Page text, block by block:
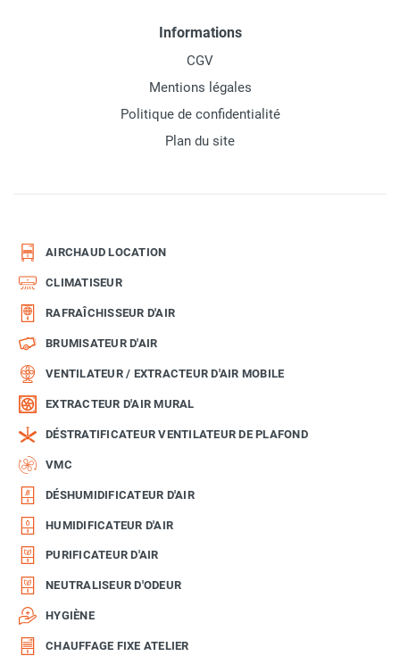
Informations
CGV
Mentions légales
Politique de confidentialité
Plan du site
AIRCHAUD LOCATION
CLIMATISEUR
RAFRAÎCHISSEUR D'AIR
BRUMISATEUR D'AIR
VENTILATEUR / EXTRACTEUR D'AIR MOBILE
EXTRACTEUR D'AIR MURAL
DÉSTRATIFICATEUR VENTILATEUR DE PLAFOND
VMC
DÉSHUMIDIFICATEUR D'AIR
HUMIDIFICATEUR D'AIR
PURIFICATEUR D'AIR
NEUTRALISEUR D'ODEUR
HYGIÈNE
CHAUFFAGE FIXE ATELIER